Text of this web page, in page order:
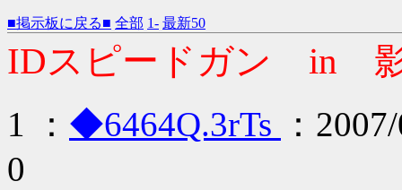
■掲示板に戻る■ 全部 1- 最新50
IDスピードガン in
1 ： ◆6464Q.3rTs
：
0